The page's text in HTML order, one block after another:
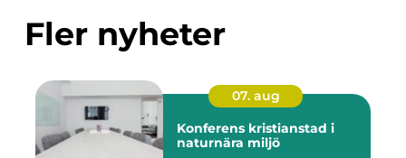
Fler nyheter
07. aug
Konferens kristianstad i
naturnära miljö